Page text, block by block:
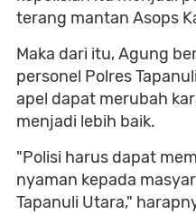
terang mantan Asops
Maka dari itu, Agung
personel Polres
apel dapat merubah
menjadi lebih baik.
"Polisi harus dapat
nyaman kepada
Tapanuli Utara,"